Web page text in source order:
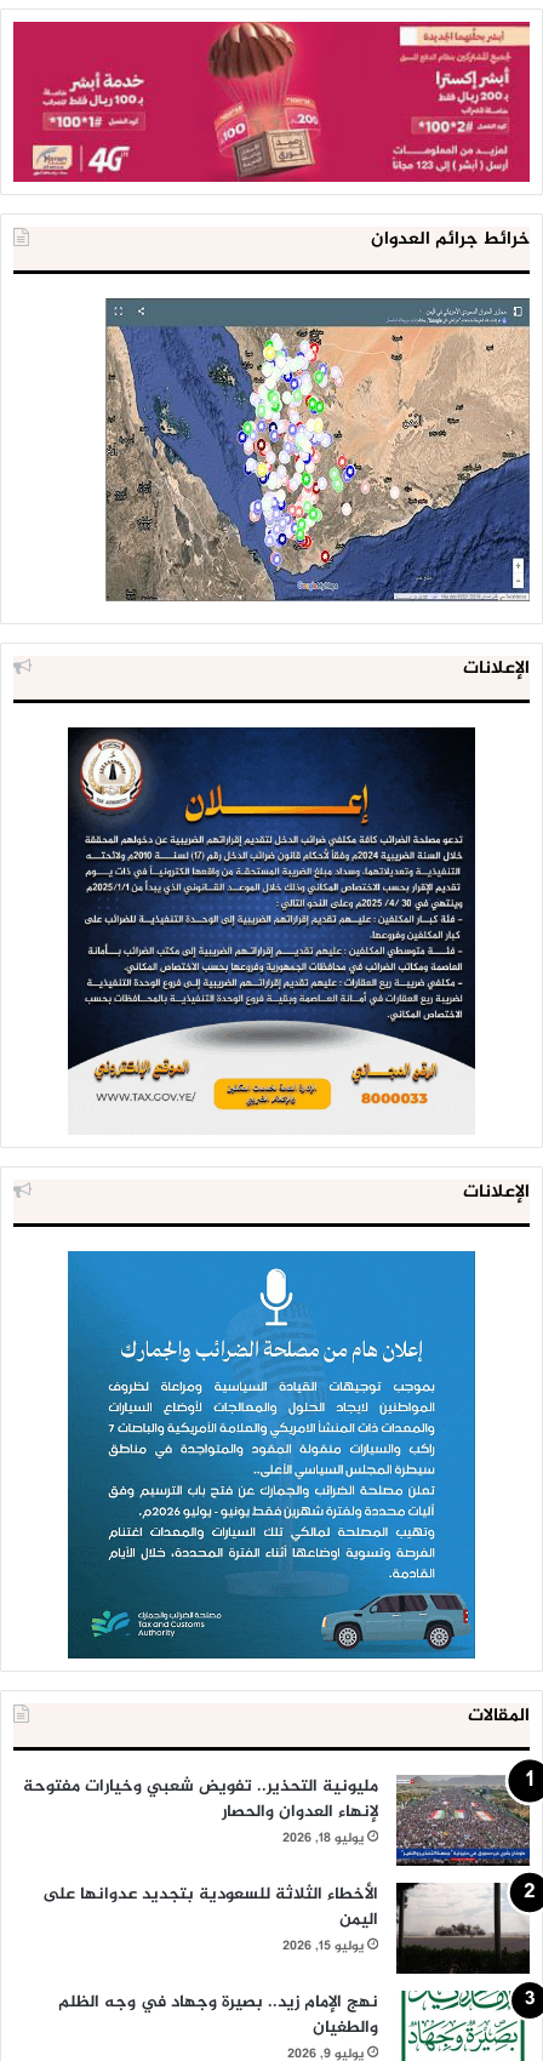
خرائط جرائم العدوان
الإعلانات
الإعلانات
المقالات
مليونية التحذير.. تفويض شعبي وخيارات مفتوحة
لإنهاء العدوان والحصار
يوليو 18, 2026
الأخطاء الثلاثة للسعودية بتجديد عدوانها على
اليمن
يوليو 15, 2026
نهج الإمام زيد.. بصيرة وجهاد في وجه الظلم
والطغيان
يوليو 9, 2026